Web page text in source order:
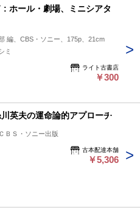
ホール・劇場、ミニシアタ
編、CBS・ソニー、175p、21cm
ミ
ライト古書店
￥300
英夫の運命論的アプローチ
ＢＳ・ソニー出版
古本配達本舗
￥5,306